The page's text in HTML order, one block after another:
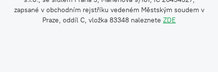
zapsané v obchodním rejstříku vedeném Městským soudem v
Praze, oddíl C, vložka 83348 naleznete ZDE